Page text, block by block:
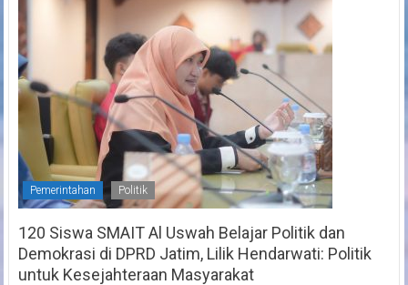
Pemerintahan Politik
120 Siswa SMAIT Al Uswah Belajar Politik dan
Demokrasi di DPRD Jatim, Lilik Hendarwati: Politik
untuk Kesejahteraan Masyarakat